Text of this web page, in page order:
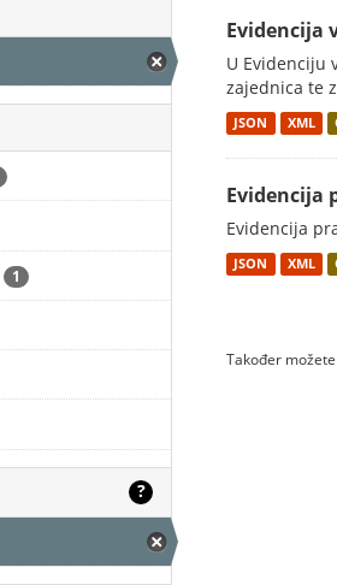
1
?
Evidencija
U Evidenciju
zajednica te
JSON XML
Evidencija
Evidencija
JSON XML
Također